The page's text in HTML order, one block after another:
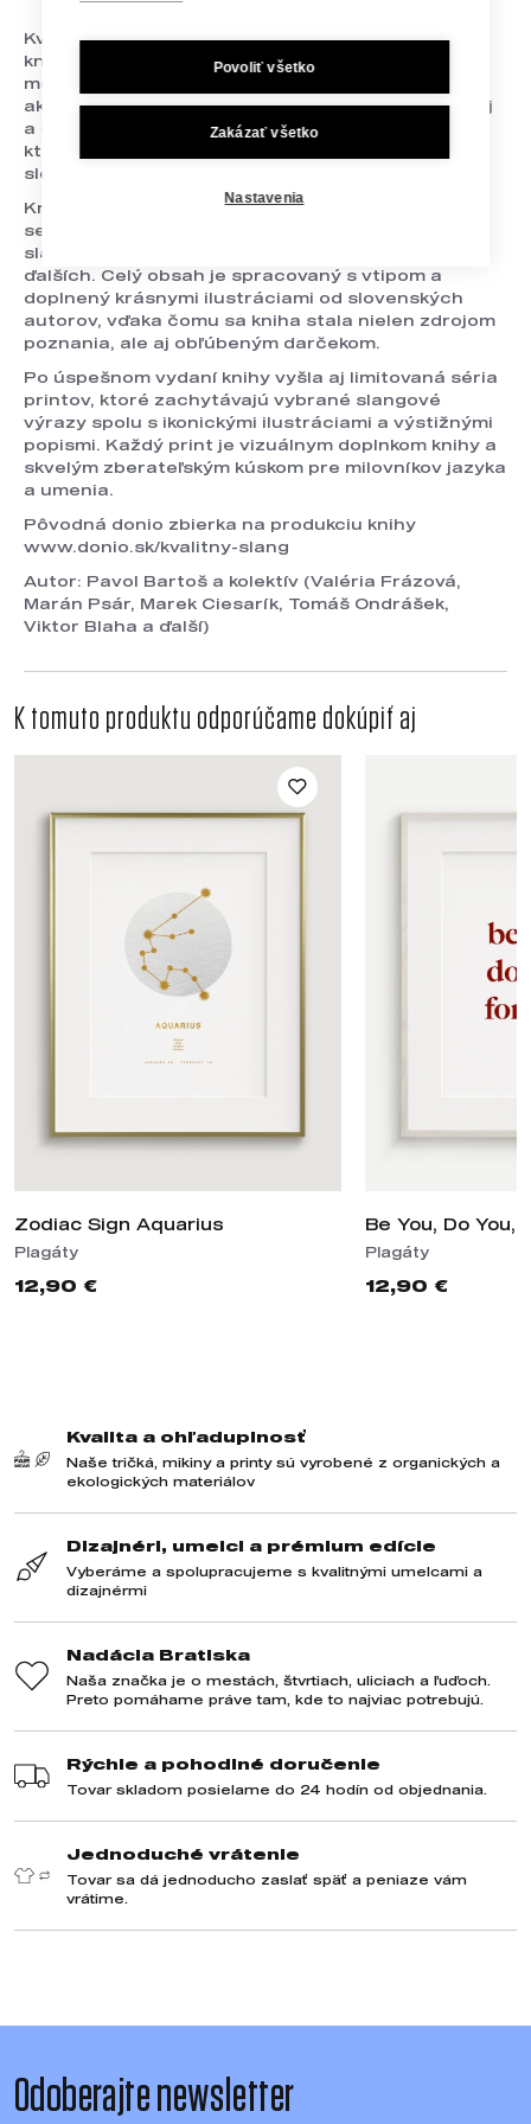
Kvalitný Slang je jedinečná, bohato ilustrovaná
knižná publikácia, ktorá mapuje neustále sa
meniaci slang 21. storočia. Vychádza zo slov
aktuálnych tridsiatnikov, no presahuje aj k mladšej
a staršej generácii. Nájdete v nej anglické výrazy,
ktoré k nám prenikajú, aj jedinečné slovenské
slovíčka.
Kniha ponúka pestrý pohľad na rôzne jazykové
segmenty – východniarsky slang, girl slang, tatko
slang (staršia generácia), rapový žargón a mnoho
ďalších. Celý obsah je spracovaný s vtipom a
doplnený krásnymi ilustráciami od slovenských
autorov, vďaka čomu sa kniha stala nielen zdrojom
poznania, ale aj obľúbeným darčekom.
Po úspešnom vydaní knihy vyšla aj limitovaná séria
printov, ktoré zachytávajú vybrané slangové
výrazy spolu s ikonickými ilustráciami a výstižnými
popismi. Každý print je vizuálnym doplnkom knihy a
skvelým zberateľským kúskom pre milovníkov jazyka
a umenia.
Pôvodná donio zbierka na produkciu knihy
www.donio.sk/kvalitny-slang
Autor: Pavol Bartoš a kolektív (Valéria Frázová,
Marán Psár, Marek Ciesarík, Tomáš Ondrášek,
Viktor Blaha a ďalší)
K tomuto produktu odporúčame dokúpiť aj
Zodiac Sign Aquarius
Plagáty
12,90 €
Be You, Do You,
Plagáty
12,90 €
Kvalita a ohľaduplnosť
Naše tričká, mikiny a printy sú vyrobené z organických a
ekologických materiálov
Dizajnéri, umelci a prémium edície
Vyberáme a spolupracujeme s kvalitnými umelcami a
dizajnérmi
Jednoduché vrátenie
Tovar sa dá jednoducho zaslať späť a peniaze vám
vrátime.
Rýchle a pohodlné doručenie
Tovar skladom posielame do 24 hodín od objednania.
Nadácia Bratiska
Naša značka je o mestách, štvrtiach, uliciach a ľuďoch.
Preto pomáhame práve tam, kde to najviac potrebujú.
Odoberajte newsletter
Povoliť všetko
Zakázať všetko
Nastavenia